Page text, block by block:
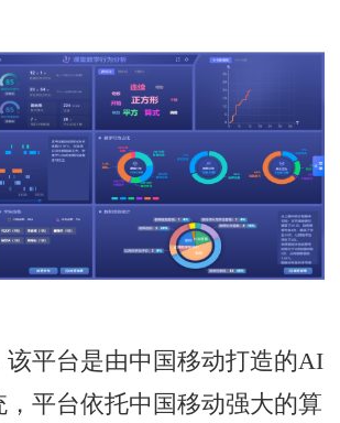
平台是由中国移动打造的AI
，平台依托中国移动强大的算